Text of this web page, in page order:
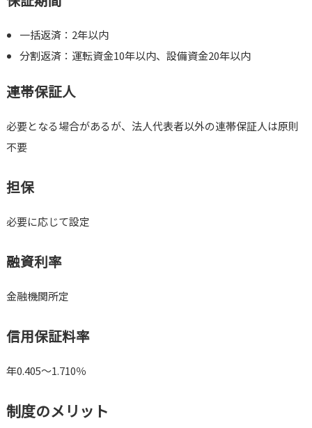
一括返済：2年以内
分割返済：運転資金10年以内、設備資金20年以内
連帯保証人
必要となる場合があるが、法人代表者以外の連帯保証人は原則
不要
担保
必要に応じて設定
融資利率
金融機関所定
信用保証料率
年0.405～1.710％
制度のメリット